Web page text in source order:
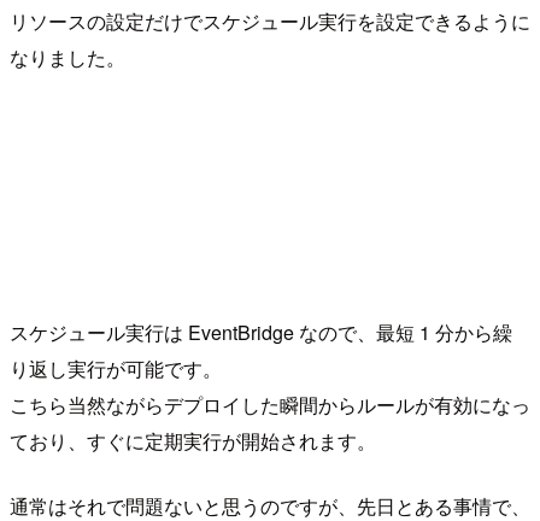
リソースの設定だけでスケジュール実行を設定できるように
なりました。
スケジュール実行は EventBridge なので、最短 1 分から繰
り返し実行が可能です。
こちら当然ながらデプロイした瞬間からルールが有効になっ
ており、すぐに定期実行が開始されます。
通常はそれで問題ないと思うのですが、先日とある事情で、